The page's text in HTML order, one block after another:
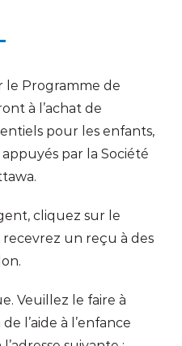
le Programme de
à l’achat de
pour les enfants,
par la Société
cliquez sur le
recevrez un reçu à des
Veuillez le faire à
l’aide à l’enfance